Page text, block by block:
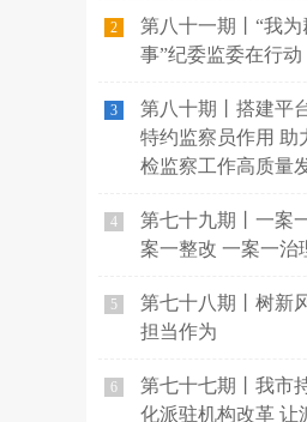
2
第八十一期丨“我为
事”纪委监委在行动
3
第八十期丨搭建平
特约监察员作用 助
检监察工作高质量
4
第七十九期丨一案
案一整改 一案一治
5
第七十八期丨树新
担当作为
6
第七十七期丨我市
化派驻机构改革 让